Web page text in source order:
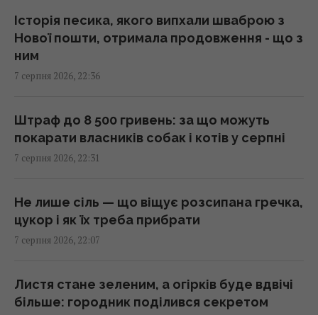
Суд продовжив тримання під вартою для
Коломойського, захист заявив про
проблеми зі здоров'ям
Росія встановила антидронові сітки на
своїх субмаринах, розташованих за тисячі
20:35 п'ятниця, 07 серпня 2026
Що їсти для здоров’я серця: кардіологи
20:22 п'ятниця, 07 серпня 2026
Історія песика, якого випхали шваброю з
Нової пошти, отримала продовження - що з
ним
7 серпня 2026, 22:36
Штраф до 8 500 гривень: за що можуть
покарати власників собак і котів у серпні
7 серпня 2026, 22:31
Не лише сіль — що віщує розсипана гречка,
цукор і як їх треба прибрати
7 серпня 2026, 22:07
Листя стане зеленим, а огірків буде вдвічі
більше: городник поділився секретом